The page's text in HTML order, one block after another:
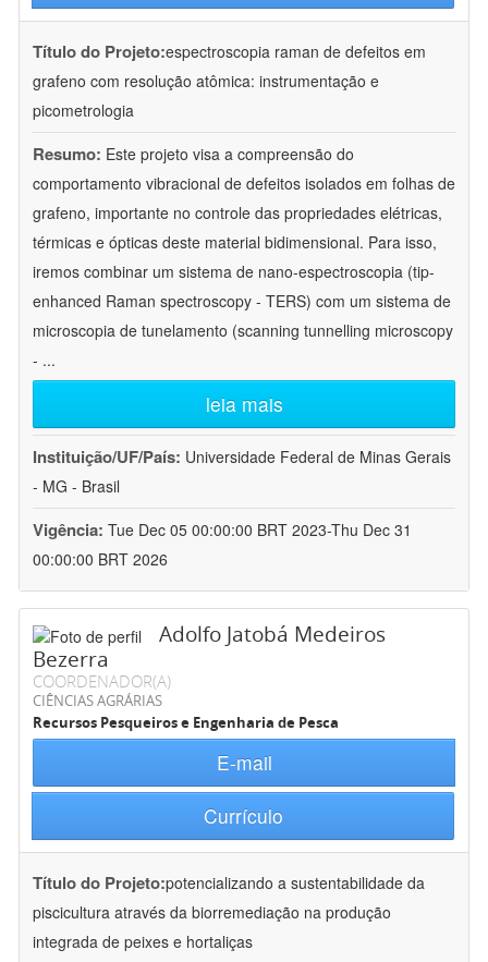
Título do Projeto:espectroscopia raman de defeitos em
grafeno com resolução atômica: instrumentação e
picometrologia
Resumo: Este projeto visa a compreensão do
comportamento vibracional de defeitos isolados em folhas de
grafeno, importante no controle das propriedades elétricas,
térmicas e ópticas deste material bidimensional. Para isso,
iremos combinar um sistema de nano-espectroscopia (tip-
enhanced Raman spectroscopy - TERS) com um sistema de
microscopia de tunelamento (scanning tunnelling microscopy
- ...
leia mais
Instituição/UF/País: Universidade Federal de Minas Gerais
- MG - Brasil
Vigência: Tue Dec 05 00:00:00 BRT 2023-Thu Dec 31
00:00:00 BRT 2026
Adolfo Jatobá Medeiros
Bezerra
COORDENADOR(A)
CIÊNCIAS AGRÁRIAS
Recursos Pesqueiros e Engenharia de Pesca
E-mail
Currículo
Título do Projeto:potencializando a sustentabilidade da
piscicultura através da biorremediação na produção
integrada de peixes e hortaliças